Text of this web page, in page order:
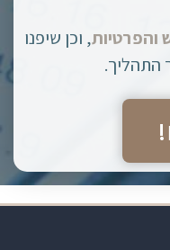
והפרטיות, וכן שיפנו
התהליך.